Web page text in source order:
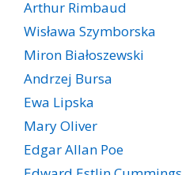
Arthur Rimbaud
Wisława Szymborska
Miron Białoszewski
Andrzej Bursa
Ewa Lipska
Mary Oliver
Edgar Allan Poe